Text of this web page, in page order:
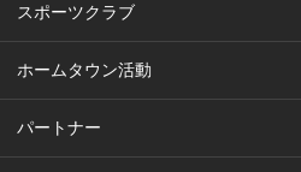
スポーツクラブ
ホームタウン活動
パートナー